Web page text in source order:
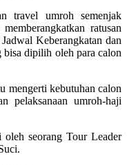
travel umroh semenjak
ratusan
Keberangkatan dan
dipilih oleh para calon
mengerti kebutuhan calon
pelaksanaan umroh-haji
oleh seorang Tour Leader